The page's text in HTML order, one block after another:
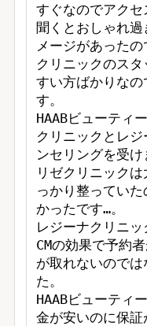
すぐなのでアク
聞くとおしゃれ
メージがあった
クリニックのス
すい方ばかりなの
す。
HAABビューティ
クリニックとレ
ンセリングを受け
リゼクリニック
っかり整ってい
かったです…。
レジーナクリニッ
CMの効果で予約
が取れないので
た。
HAABビューティ
金が安いのに保